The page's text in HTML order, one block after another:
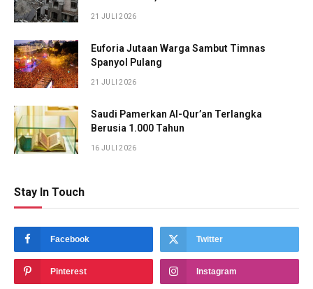
21 JULI 2026
Euforia Jutaan Warga Sambut Timnas
Spanyol Pulang
21 JULI 2026
Saudi Pamerkan Al-Qur’an Terlangka
Berusia 1.000 Tahun
16 JULI 2026
Stay In Touch
Facebook Twitter
Pinterest Instagram